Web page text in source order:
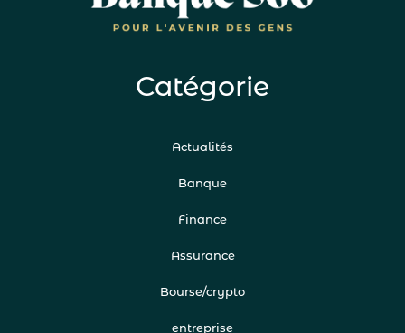
Catégorie
Actualités
Banque
Finance
Assurance
Bourse/crypto
entreprise